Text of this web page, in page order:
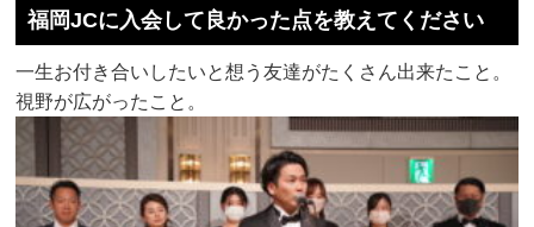
福岡JCに入会して良かった点を教えてください
一生お付き合いしたいと想う友達がたくさん出来たこと。
視野が広がったこと。